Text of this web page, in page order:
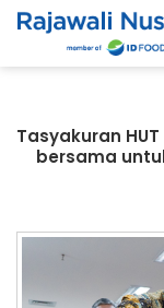
Tasyakuran
bersama